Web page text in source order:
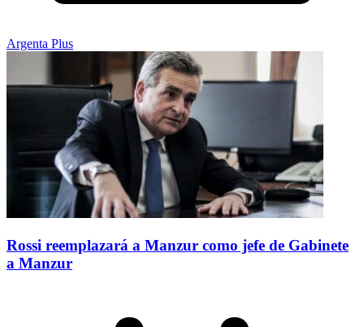
Argenta Plus
Rossi reemplazará a Manzur como jefe de Gabinete
a Manzur